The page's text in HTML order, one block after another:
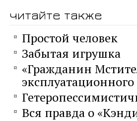
читайте также
Простой человек
Забытая игрушка
«Гражданин
Вся правда о